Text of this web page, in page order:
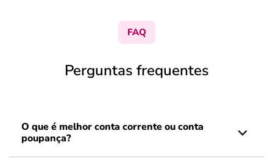
FAQ
Perguntas frequentes
O que é melhor conta corrente ou conta
poupança?